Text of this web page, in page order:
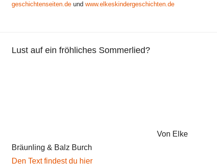
geschichtenseiten.de und www.elkeskindergeschichten.de
Lust auf ein fröhliches Sommerlied?
Von Elke
Bräunling & Balz Burch
Den Text findest du hier